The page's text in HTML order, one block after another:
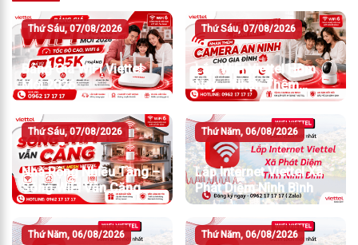
Thứ Sáu, 07/08/2026
Bảng Giá WiFi Viettel
Mới 2026
Thứ Sáu, 07/08/2026
Lắp WiFi Viettel Hôm
Nay – Nhận Thêm
Camera An Ninh
Thứ Sáu, 07/08/2026
Nhà Rộng Nhiều Tầng –
Sóng WiFi Vẫn Căng
Thứ Năm, 06/08/2026
Lắp Internet Viettel Xã
Phát Diệm Ninh Bình
Thứ Năm, 06/08/2026 Thứ Năm, 06/08/2026